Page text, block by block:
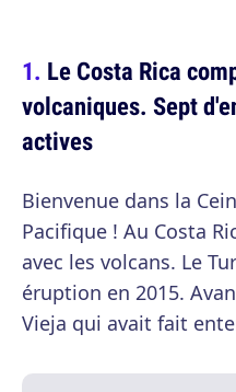
Le Costa Rica
volcaniques. Sept
actives
Bienvenue dans la
Pacifique ! Au Costa
avec les volcans. Le
éruption en 2015.
Vieja qui avait fait